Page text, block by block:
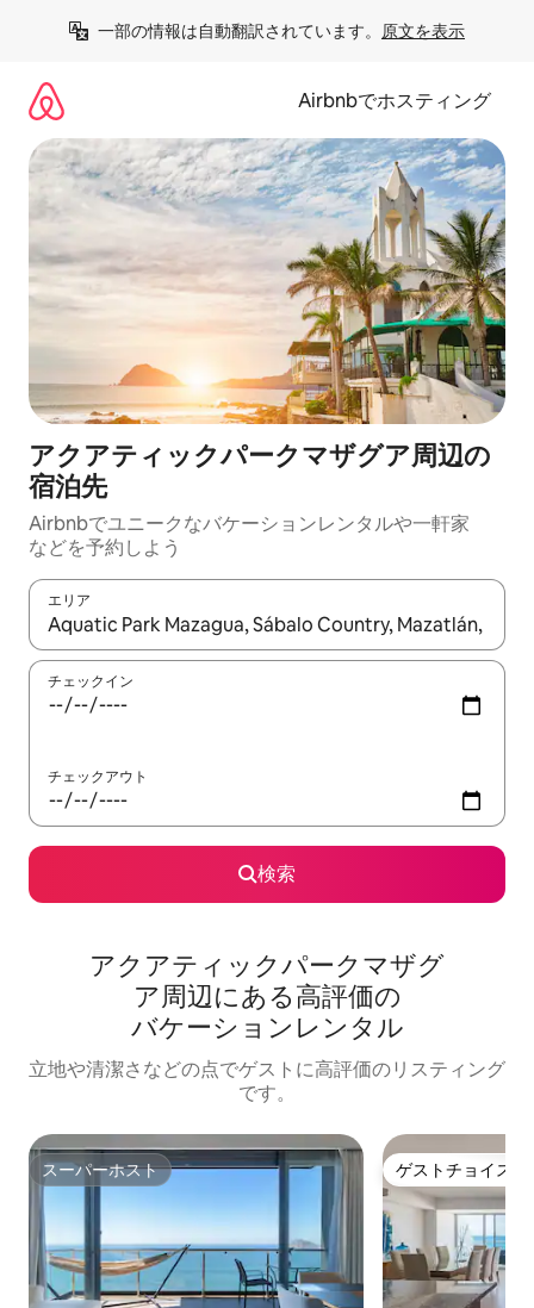
一部の情報は自動翻訳されています。 原文を表示
Airbnbでホスティング
アクアティックパークマザグア⁠周⁠辺⁠の
宿⁠泊⁠先
Airbnbでユニークなバ⁠ケ⁠ー⁠シ⁠ョ⁠ンレ⁠ン⁠タ⁠ルや一⁠軒⁠家
な⁠ど⁠を予⁠約⁠し⁠よ⁠う
エリア
検索結果が表示されたら、上下の矢印キーを使って移動するか
チェックイン
チェックアウト
検索
アクアティックパークマザグ
ア⁠周⁠辺⁠に⁠あ⁠る高⁠評⁠価⁠の
バ⁠ケ⁠ー⁠シ⁠ョ⁠ン⁠レ⁠ン⁠タ⁠ル
立地や清潔さなどの点でゲストに高評価のリスティング
です。
スーパーホスト
スーパーホスト ゲストチョイス
ゲストチョイス